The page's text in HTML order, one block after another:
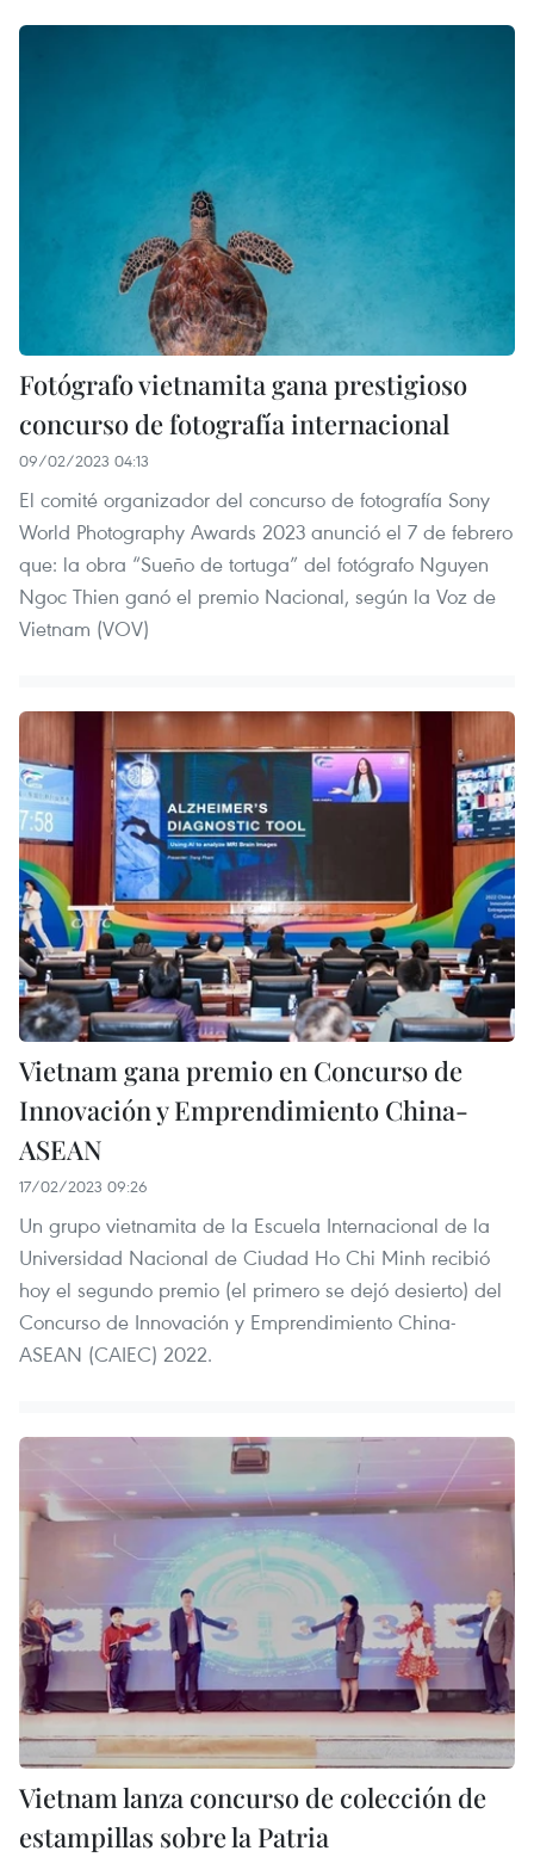
Fotógrafo vietnamita gana prestigioso
concurso de fotografía internacional
09/02/2023 04:13
El comité organizador del concurso de fotografía Sony
World Photography Awards 2023 anunció el 7 de febrero
que: la obra “Sueño de tortuga” del fotógrafo Nguyen
Ngoc Thien ganó el premio Nacional, según la Voz de
Vietnam (VOV)
Vietnam gana premio en Concurso de
Innovación y Emprendimiento China-
ASEAN
17/02/2023 09:26
Un grupo vietnamita de la Escuela Internacional de la
Universidad Nacional de Ciudad Ho Chi Minh recibió
hoy el segundo premio (el primero se dejó desierto) del
Concurso de Innovación y Emprendimiento China-
ASEAN (CAIEC) 2022.
Vietnam lanza concurso de colección de
estampillas sobre la Patria